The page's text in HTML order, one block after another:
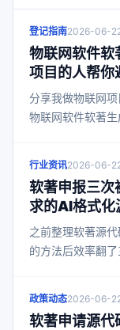
登记指南2026-06-
物联网软件软
项目的人帮你
分享我做物联网
物联网软件软著
行业资讯2026-06-
软著申报三次
求的AI格式化
之前整理软著源
的方法后效率翻
政策动态2026-06-
软著申请源代